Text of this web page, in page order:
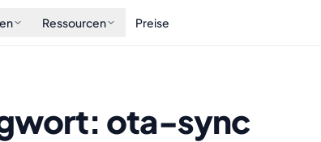
Ressourcen Preise
ota-sync